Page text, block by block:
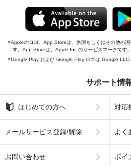
Appleのロゴ、App Storeは、米国もしくはその他の
す。App Storeは、Apple Inc.のサービスマークです。
Google Play および Google Play ロゴは Google LLC
サポート情
はじめての方へ 対応
メールサービス登録/解除 よく
お問い合わせ ポイ